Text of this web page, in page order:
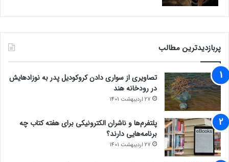
پربازدیدترین مطالب
تصاویری از سواری دادن کروکودیل پدر به نوزادهایش
در رودخانه هند
27 اردیبهشت 1401
پلتفرم‌ها و ناشران الکترونیکی برای هفته کتاب چه
برنامه‌هایی دارند؟
27 اردیبهشت 1401